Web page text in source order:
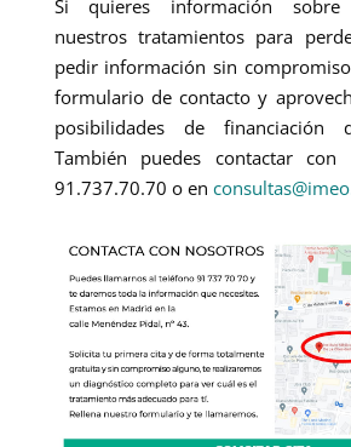
Si quieres información
nuestros tratamientos para
pedir información sin
formulario de contacto y
posibilidades de financiación
También puedes contactar
91.737.70.70 o en